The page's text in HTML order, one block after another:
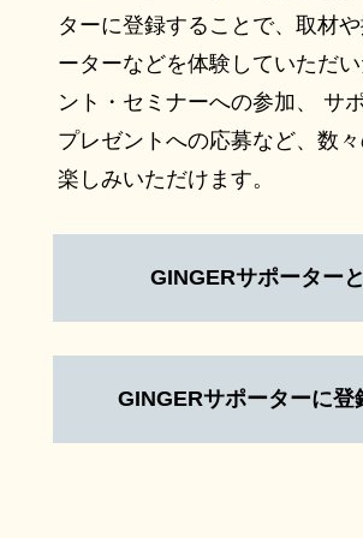
ターに登録することで、取材
ーターなどを体験していただ
ント・セミナーへの参加、 サ
プレゼントへの応募など、数
楽しみいただけます。
GINGERサポーター
GINGERサポーターに登